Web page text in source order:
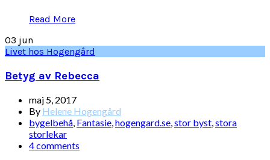
Read More
03 jun
Livet hos Hogengård
Betyg av Rebecca
maj 5, 2017
By Helene Hogengård
bygelbehå, Fantasie,hogengard.se,stor byst,stora
storlekar
4 comments